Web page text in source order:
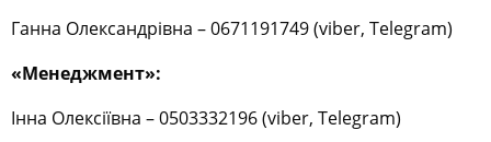
Ганна Олександрівна – 0671191749 (viber, Telegram)
«Менеджмент»:
Інна Олексіївна – 0503332196 (viber, Telegram)